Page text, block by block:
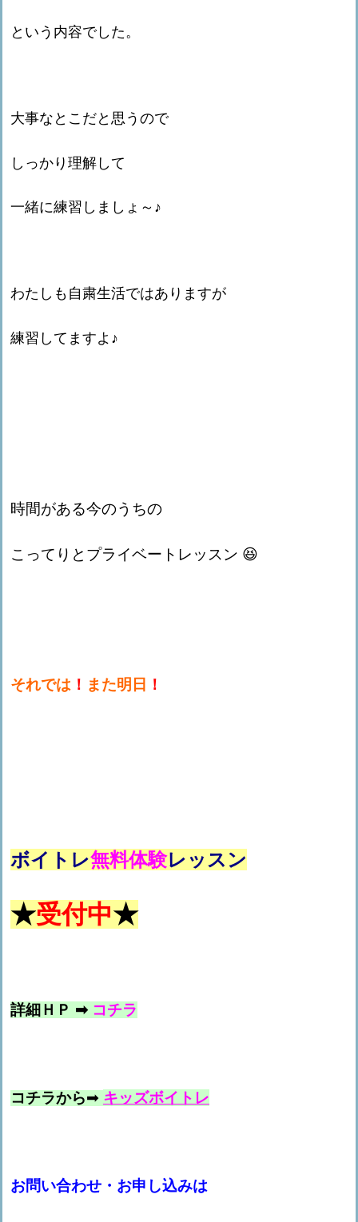
という内容でした。
大事なとこだと思うので
しっかり理解して
一緒に練習しましょ～♪
わたしも自粛生活ではありますが
練習してますよ♪
時間がある今のうちの
こってりとプライベートレッスン 😆
それでは ！ また明日 ！
ボイトレ無料体験レッスン
★受付中★
詳細ＨＰ ➡ コチラ
コチラから➡ キッズボイトレ
お問い合わせ・お申し込みは